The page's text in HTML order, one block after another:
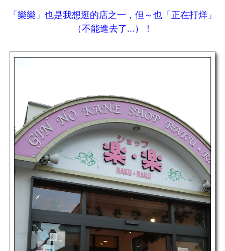
「樂樂」也是我想逛的店之一，但～也「正在打烊」
（不能進去了...）！